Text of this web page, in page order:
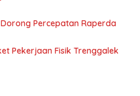
Percepatan Raperda
Pekerjaan Fisik Trenggalek